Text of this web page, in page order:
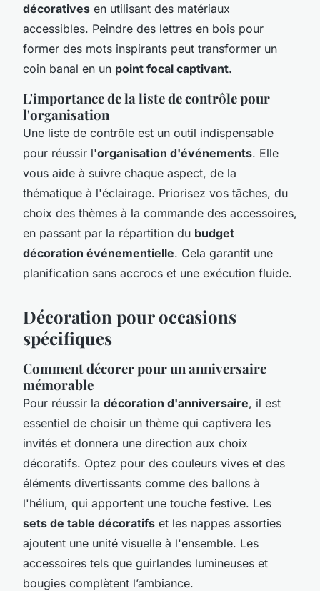
décoratives en utilisant des matériaux
accessibles. Peindre des lettres en bois pour
former des mots inspirants peut transformer un
coin banal en un point focal captivant.
L'importance de la liste de contrôle pour
l'organisation
Une liste de contrôle est un outil indispensable
pour réussir l'organisation d'événements. Elle
vous aide à suivre chaque aspect, de la
thématique à l'éclairage. Priorisez vos tâches, du
choix des thèmes à la commande des accessoires,
en passant par la répartition du budget
décoration événementielle. Cela garantit une
planification sans accrocs et une exécution fluide.
Décoration pour occasions
spécifiques
Comment décorer pour un anniversaire
mémorable
Pour réussir la décoration d'anniversaire, il est
essentiel de choisir un thème qui captivera les
invités et donnera une direction aux choix
décoratifs. Optez pour des couleurs vives et des
éléments divertissants comme des ballons à
l'hélium, qui apportent une touche festive. Les
sets de table décoratifs et les nappes assorties
ajoutent une unité visuelle à l'ensemble. Les
accessoires tels que guirlandes lumineuses et
bougies complètent l’ambiance.